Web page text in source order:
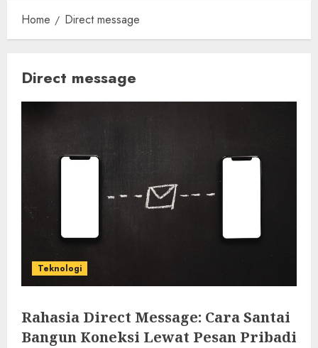
Home Direct message
Direct message
Teknologi
Rahasia Direct Message: Cara Santai
Bangun Koneksi Lewat Pesan Pribadi